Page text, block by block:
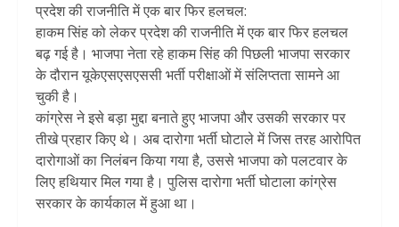
प्रदेश की राजनीति में एक बार फिर हलचल:
हाकम सिंह को लेकर प्रदेश की राजनीति में एक बार फिर हलचल
बढ़ गई है। भाजपा नेता रहे हाकम सिंह की पिछली भाजपा सरकार
के दौरान यूकेएसएसएससी भर्ती परीक्षाओं में संलिप्तता सामने आ
चुकी है।
कांग्रेस ने इसे बड़ा मुद्दा बनाते हुए भाजपा और उसकी सरकार पर
तीखे प्रहार किए थे। अब दारोगा भर्ती घोटाले में जिस तरह आरोपित
दारोगाओं का निलंबन किया गया है, उससे भाजपा को पलटवार के
लिए हथियार मिल गया है। पुलिस दारोगा भर्ती घोटाला कांग्रेस
सरकार के कार्यकाल में हुआ था।